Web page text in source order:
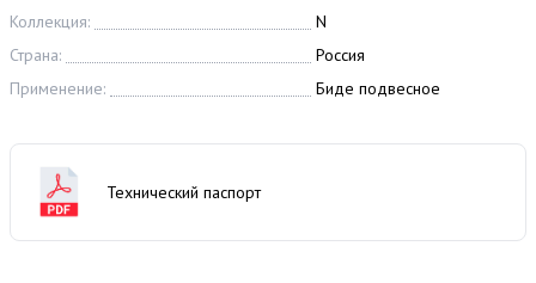
Коллекция:
N
Страна:
Россия
Применение:
Биде подвесное
Технический паспорт